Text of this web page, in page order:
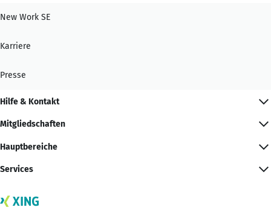
New Work SE
Karriere
Presse
Hilfe & Kontakt
Mitgliedschaften
Hauptbereiche
Services